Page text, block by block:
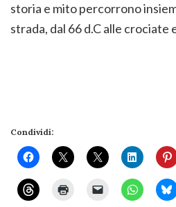
storia e mito percorrono
strada, dal 66 d.C alle crociate
Condividi: